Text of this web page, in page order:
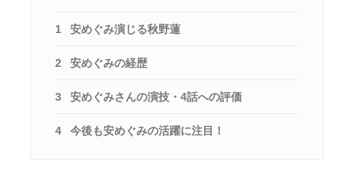
1 安めぐみ演じる秋野蓮
2 安めぐみの経歴
3 安めぐみさんの演技・4話への評価
4 今後も安めぐみの活躍に注目！